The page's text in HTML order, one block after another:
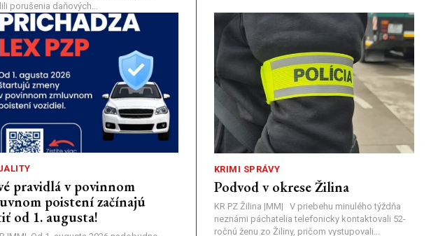
porušenia daňových...
pravidlá v povinnom
poistení začínajú
od 1. augusta!
KRIMI SPRÁVY
Podvod v okrese Žilina
KR PZ Žilina |MM| V priebehu minulého týždňa
neznámi páchatelia telefonicky kontaktovali 52-
ročnú ženu zo Žiliny, pričom vystupovali...